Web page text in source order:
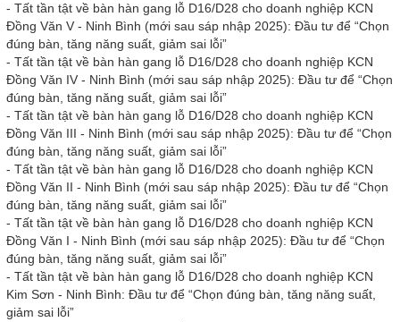
- Tất tần tật về bàn hàn gang lỗ D16/D28 cho doanh nghiệp KCN
Đồng Văn V - Ninh Bình (mới sau sáp nhập 2025): Đầu tư để “Chọn
đúng bàn, tăng năng suất, giảm sai lỗi”
- Tất tần tật về bàn hàn gang lỗ D16/D28 cho doanh nghiệp KCN
Đồng Văn IV - Ninh Bình (mới sau sáp nhập 2025): Đầu tư để “Chọn
đúng bàn, tăng năng suất, giảm sai lỗi”
- Tất tần tật về bàn hàn gang lỗ D16/D28 cho doanh nghiệp KCN
Đồng Văn III - Ninh Bình (mới sau sáp nhập 2025): Đầu tư để “Chọn
đúng bàn, tăng năng suất, giảm sai lỗi”
- Tất tần tật về bàn hàn gang lỗ D16/D28 cho doanh nghiệp KCN
Đồng Văn II - Ninh Bình (mới sau sáp nhập 2025): Đầu tư để “Chọn
đúng bàn, tăng năng suất, giảm sai lỗi”
- Tất tần tật về bàn hàn gang lỗ D16/D28 cho doanh nghiệp KCN
Đồng Văn I - Ninh Bình (mới sau sáp nhập 2025): Đầu tư để “Chọn
đúng bàn, tăng năng suất, giảm sai lỗi”
- Tất tần tật về bàn hàn gang lỗ D16/D28 cho doanh nghiệp KCN
Kim Sơn - Ninh Bình: Đầu tư để “Chọn đúng bàn, tăng năng suất,
giảm sai lỗi”